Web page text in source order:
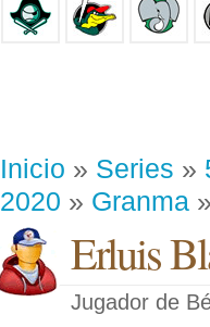
Inicio » Series »
2020 » Granma
Erluis
Jugador de